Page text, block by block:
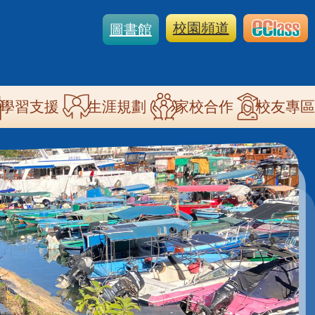
圖書館 校園頻道
學習支援 生涯規劃 家校合作 校友專區